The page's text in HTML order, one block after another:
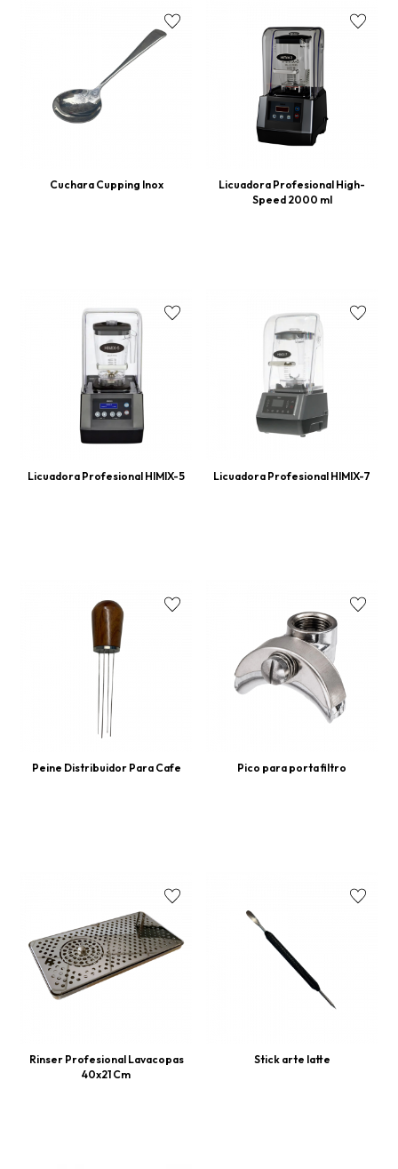
Cuchara Cupping Inox
Licuadora Profesional High-
Speed 2000 ml
Licuadora Profesional HIMIX-5 Licuadora Profesional HIMIX-7
Peine Distribuidor Para Cafe Pico para porta filtro
Rinser Profesional Lavacopas
40x21 Cm
Stick arte latte